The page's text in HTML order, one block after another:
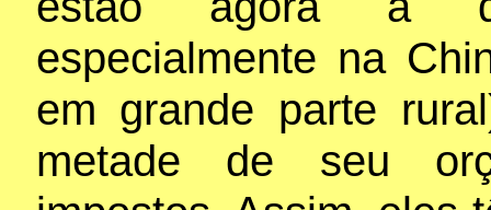
especialmente na
em grande parte
metade de seu